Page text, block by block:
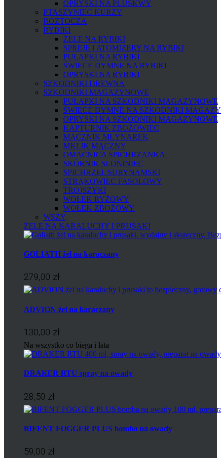
OPRYSKI NA PLUSKWY
PTASZYNIEC KURZY
ROZTOCZA
RYBIKI
ŻELE NA RYBIKI
SPREJE I ATOMIZERY NA RYBIKI
PUŁAPKI NA RYBIKI
ŚWIECE DYMNE NA RYBIKI
OPRYSKI NA RYBIKI
SZKODNIKI DREWNA
SZKODNIKI MAGAZYNOWE
PUŁAPKI NA SZKODNIKI MAGAZYNOWE
ŚWIECE DYMNE NA SZKODNIKI
OPRYSKI NA SZKODNIKI MAGAZYNOWE
KAPTURNIK ZBOŻOWIEC
MĄCZNIK MŁYNAREK
MKLIK MĄCZNY
OMACNICA SPICHRZANKA
SKÓRNIK SŁONINIEC
SPICHRZEL SURYNAMSKI
STRĄKOWIEC FASOLOWY
TROJSZYKI
WOŁEK RYŻOWY
WOŁEK ZBOŻOWY
WSZY
ŻELE NA KARALUCHY I PRUSAKI
GOLIATH żel na karaczany
279,00 zł
ADVION żel na karaczany
130,00 zł
Na wszystko co biega i lata
DRAKER RTU spray na owady
28,50 zł
BIFENT FOGGER PLUS bomba na owady
59,00 zł